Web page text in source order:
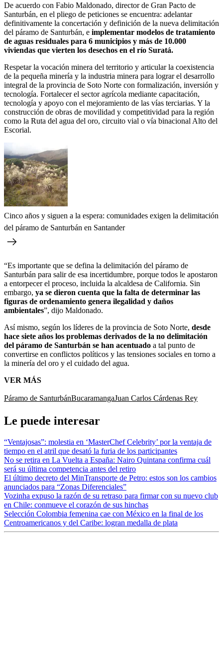
De acuerdo con Fabio Maldonado, director de Gran Pacto de
Santurbán, en el pliego de peticiones se encuentra: adelantar
definitivamente la concertación y definición de la nueva delimitación
del páramo de Santurbán, e implementar modelos de tratamiento
de aguas residuales para 6 municipios y más de 10.000
viviendas que vierten los desechos en el río Suratá.
Respetar la vocación minera del territorio y articular la coexistencia
de la pequeña minería y la industria minera para lograr el desarrollo
integral de la provincia de Soto Norte con formalización, inversión y
tecnología. Fortalecer el sector agrícola mediante capacitación,
tecnología y apoyo con el mejoramiento de las vías terciarias. Y la
construcción de obras de movilidad y competitividad para la región
como la Ruta del agua del oro, circuito vial o vía binacional Alto del
Escorial.
Cinco años y siguen a la espera: comunidades exigen la delimitación
del páramo de Santurbán en Santander
“Es importante que se defina la delimitación del páramo de
Santurbán para salir de esa incertidumbre, porque todos le apostaron
a entorpecer el proceso, incluida la alcaldesa de California. Sin
embargo, ya se dieron cuenta que la falta de determinar las
figuras de ordenamiento genera ilegalidad y daños
ambientales”, dijo Maldonado.
Así mismo, según los líderes de la provincia de Soto Norte, desde
hace siete años los problemas derivados de la no delimitación
del páramo de Santurbán se han acentuado a tal punto de
convertirse en conflictos políticos y las tensiones sociales en torno a
la minería del oro y el cuidado del agua.
VER MÁS
Páramo de SanturbánBucaramangaJuan Carlos Cárdenas Rey
Le puede interesar
“Ventajosas”: molestia en ‘MasterChef Celebrity’ por la ventaja de
tiempo en el atril que desató la furia de los participantes
No se retira en La Vuelta a España: Nairo Quintana confirma cuál
será su última competencia antes del retiro
El último decreto del MinTransporte de Petro: estos son los cambios
anunciados para “Zonas Diferenciales”
Vozinha expuso la razón de su retraso para firmar con su nuevo club
en Chile: conmueve el corazón de sus hinchas
Selección Colombia femenina cae con México en la final de los
Centroamericanos y del Caribe: logran medalla de plata